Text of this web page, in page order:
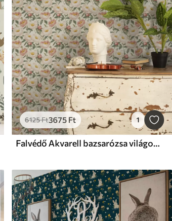
6125Ft3675 Ft 1
Falvédő Akvarell bazsarózsa világos színekben retro stílusban